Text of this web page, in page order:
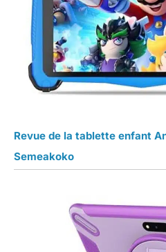
Revue de la tablette enfant
Semeakoko